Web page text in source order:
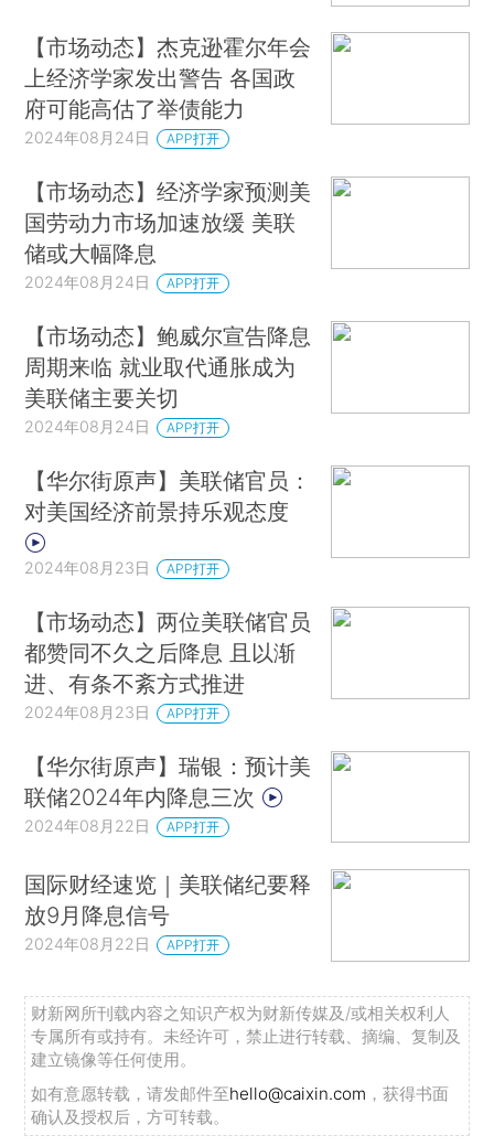
【市场动态】杰克逊霍尔年会
上经济学家发出警告 各国政
府可能高估了举债能力
2024年08月24日 APP打开
【市场动态】经济学家预测美
国劳动力市场加速放缓 美联
储或大幅降息
2024年08月24日 APP打开
【市场动态】鲍威尔宣告降息
周期来临 就业取代通胀成为
美联储主要关切
2024年08月24日 APP打开
【华尔街原声】美联储官员：
对美国经济前景持乐观态度
2024年08月23日 APP打开
【市场动态】两位美联储官员
都赞同不久之后降息 且以渐
进、有条不紊方式推进
2024年08月23日 APP打开
【华尔街原声】瑞银：预计美
联储2024年内降息三次
2024年08月22日 APP打开
国际财经速览｜美联储纪要释
放9月降息信号
2024年08月22日 APP打开
财新网所刊载内容之知识产权为财新传媒及/或相关权利人
专属所有或持有。未经许可，禁止进行转载、摘编、复制及
建立镜像等任何使用。
如有意愿转载，请发邮件至hello@caixin.com ，获得书面
确认及授权后，方可转载。